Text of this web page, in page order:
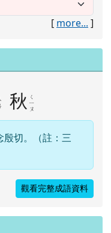
[ more... ]
秋
ㄑ
ㄧ
ㄡ
殷切。（註：三
觀看完整成語資料